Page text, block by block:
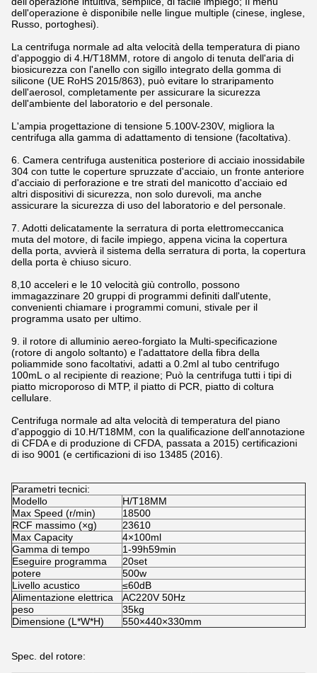
dell'operazione è disponibile nelle lingue multiple (cinese, inglese,
Russo, portoghesi).
La centrifuga normale ad alta velocità della temperatura di piano
d'appoggio di 4.H/T18MM, rotore di angolo di tenuta dell'aria di
biosicurezza con l'anello con sigillo integrato della gomma di
silicone (UE RoHS 2015/863), può evitare lo straripamento
dell'aerosol, completamente per assicurare la sicurezza
dell'ambiente del laboratorio e del personale.
L'ampia progettazione di tensione 5.100V-230V, migliora la
centrifuga alla gamma di adattamento di tensione (facoltativa).
6. Camera centrifuga austenitica posteriore di acciaio inossidabile
304 con tutte le coperture spruzzate d'acciaio, un fronte anteriore
d'acciaio di perforazione e tre strati del manicotto d'acciaio ed
altri dispositivi di sicurezza, non solo durevoli, ma anche
assicurare la sicurezza di uso del laboratorio e del personale.
7. Adotti delicatamente la serratura di porta elettromeccanica
muta del motore, di facile impiego, appena vicina la copertura
della porta, avvierà il sistema della serratura di porta, la copertura
della porta è chiuso sicuro.
8,10 acceleri e le 10 velocità giù controllo, possono
immagazzinare 20 gruppi di programmi definiti dall'utente,
convenienti chiamare i programmi comuni, stivale per il
programma usato per ultimo.
9. il rotore di alluminio aereo-forgiato la Multi-specificazione
(rotore di angolo soltanto) e l'adattatore della fibra della
poliammide sono facoltativi, adatti a 0.2ml al tubo centrifugo
100mL o al recipiente di reazione; Può la centrifuga tutti i tipi di
piatto microporoso di MTP, il piatto di PCR, piatto di coltura
cellulare.
Centrifuga normale ad alta velocità di temperatura del piano
d'appoggio di 10.H/T18MM, con la qualificazione dell'annotazione
di CFDA e di produzione di CFDA, passata a 2015) certificazioni
di iso 9001 (e certificazioni di iso 13485 (2016).
Parametri tecnici:
Modello
H/T18MM
Max Speed (r/min)
18500
RCF massimo (×g)
23610
Max Capacity
4×100ml
Gamma di tempo
1-99h59min
Eseguire programma
20set
potere
500w
Livello acustico
≤60dB
Alimentazione elettrica
AC220V 50Hz
peso
35kg
Dimensione (L*W*H)
550×440×330mm
Spec. del rotore: